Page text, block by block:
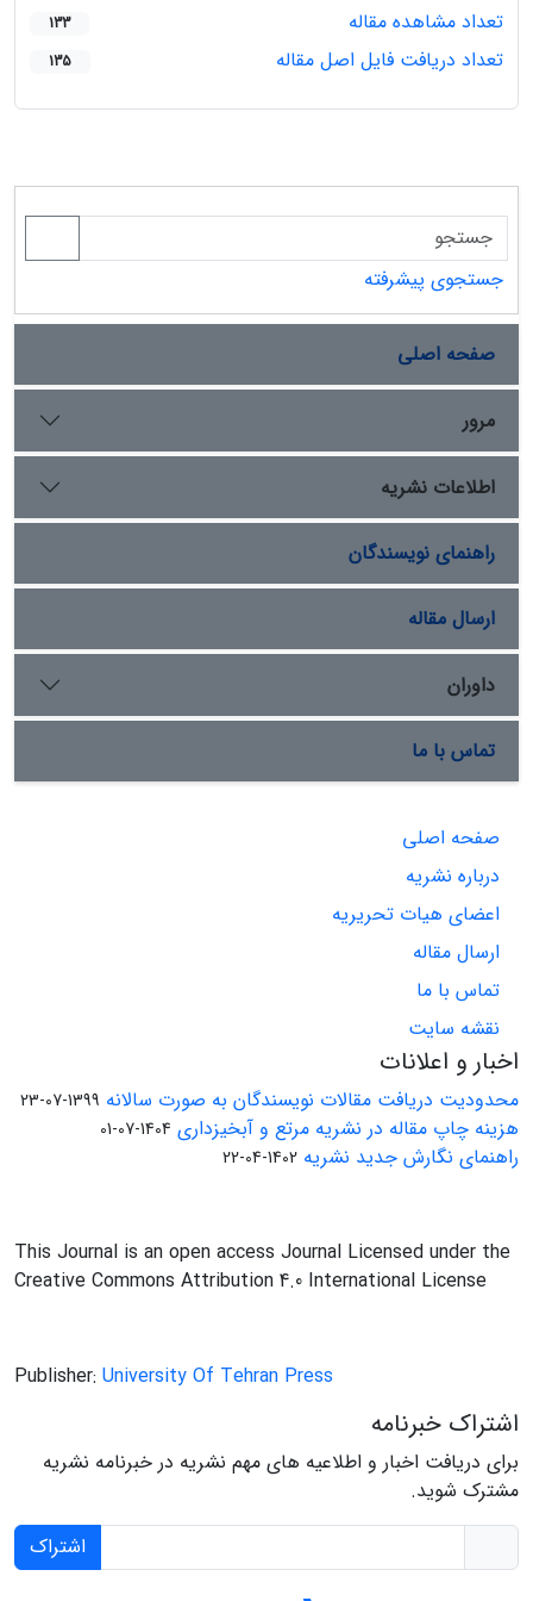
تعداد مشاهده مقاله 133
تعداد دریافت فایل اصل مقاله 135
جستجوی پیشرفته
صفحه اصلی
مرور
اطلاعات نشریه
راهنمای نویسندگان
ارسال مقاله
داوران
تماس با ما
صفحه اصلی
درباره نشریه
اعضای هیات تحریریه
ارسال مقاله
تماس با ما
نقشه سایت
اخبار و اعلانات
محدودیت دریافت مقالات نویسندگان به صورت سالانه 1399-07-23
هزینه چاپ مقاله در نشریه مرتع و آبخیزداری 1404-07-01
راهنمای نگارش جدید نشریه 1402-04-22
This Journal is an open access Journal Licensed under the
Creative Commons Attribution 4.0 International License
Publisher: University Of Tehran Press
اشتراک خبرنامه
برای دریافت اخبار و اطلاعیه های مهم نشریه در خبرنامه نشریه
مشترک شوید.
اشتراک